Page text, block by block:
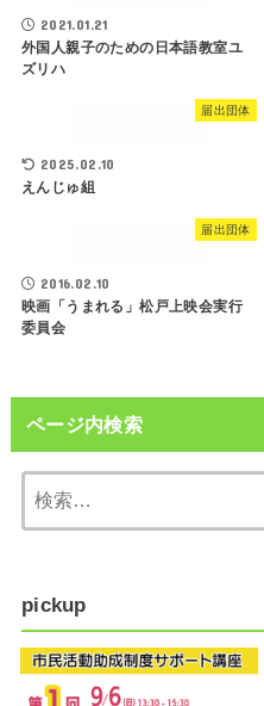
2021.01.21
外国人親子のための日本語教室ユ
ズリハ
届出団体
2025.02.10
えんじゅ組
届出団体
2016.02.10
映画「うまれる」松戸上映会実行
委員会
ページ内検索
pickup